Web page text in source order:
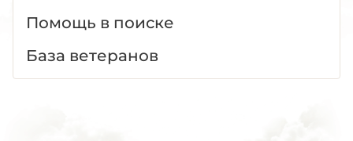
Помощь в поиске
База ветеранов